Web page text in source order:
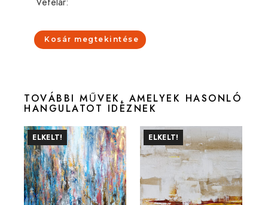
Kosár megtekintése
TOVÁBBI MŰVEK, AMELYEK HASONLÓ
HANGULATOT IDÉZNEK
ELKELT! ELKELT!